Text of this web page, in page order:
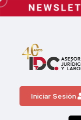
Iniciar Sesión